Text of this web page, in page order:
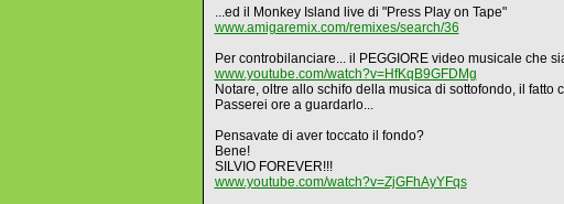
...ed il Monkey Island live di "Press Play on Tape"
www.amigaremix.com/remixes/search/36
Per controbilanciare... il PEGGIORE video musicale che
www.youtube.com/watch?v=HfKqB9GFDMg
Notare, oltre allo schifo della musica di sottofondo, il
Passerei ore a guardarlo...
Pensavate di aver toccato il fondo?
Bene!
SILVIO FOREVER!!!
www.youtube.com/watch?v=ZjGFhAyYFqs